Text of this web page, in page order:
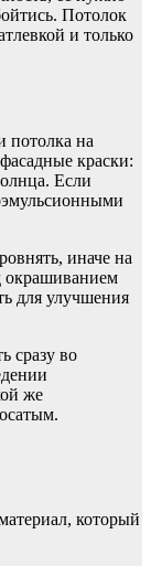
Потолок
и только
потолка на
краски:
Если
иначе на
окрашиванием
для улучшения
сразу во
же
который